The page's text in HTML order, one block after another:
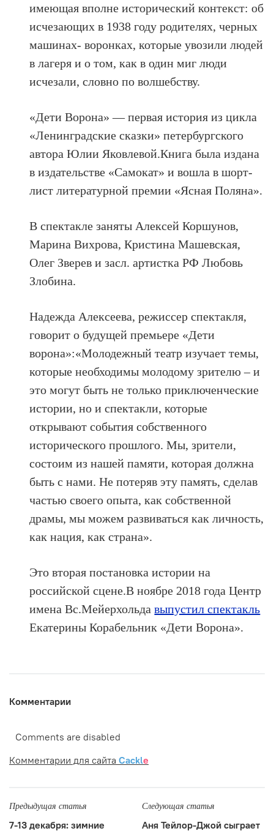
имеющая вполне исторический контекст: об
исчезающих в 1938 году родителях, черных
машинах- воронках, которые увозили людей
в лагеря и о том, как в один миг люди
исчезали, словно по волшебству.
«Дети Ворона» — первая история из цикла
«Ленинградские сказки» петербургского
автора Юлии Яковлевой.Книга была издана
в издательстве «Самокат» и вошла в шорт-
лист литературной премии «Ясная Поляна».
В спектакле заняты Алексей Коршунов,
Марина Вихрова, Кристина Машевская,
Олег Зверев и засл. артистка РФ Любовь
Злобина.
Надежда Алексеева, режиссер спектакля,
говорит о будущей премьере «Дети
ворона»:«Молодежный театр изучает темы,
которые необходимы молодому зрителю – и
это могут быть не только приключенческие
истории, но и спектакли, которые
открывают события собственного
исторического прошлого. Мы, зрители,
состоим из нашей памяти, которая должна
быть с нами. Не потеряв эту память, сделав
частью своего опыта, как собственной
драмы, мы можем развиваться как личность,
как нация, как страна».
Это вторая постановка истории на
российской сцене.В ноябре 2018 года Центр
имена Вс.Мейерхольдавыпустил спектакль
Екатерины Корабельник «Дети Ворона».
Комментарии
Comments are disabled
Комментарии для сайта Cackle
Предыдущая статья
7-13 декабря: зимние
Следующая статья
Аня Тейлор-Джой сыграет